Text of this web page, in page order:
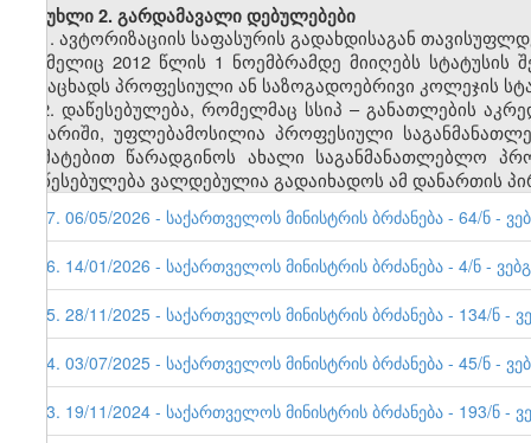
მუხლი2. გარდამავალი დებულებები
1. ავტორიზაციის საფასურის გადახდისაგან
რომელიც 2012 წლის 1 ნოემბრამდე მიიღებს
განაცხადს პროფესიული ან საზოგადოებრივი კოლეჯის
2. დაწესებულება, რომელმაც სსიპ –განათლების
ანგარიში, უფლებამოსილია პროფესიული
დამატებით წარადგინოს ახალი საგანმანათლებლო
დაწესებულება ვალდებულია გადაიხადოს ამ დანართის
57. 06/05/2026 - საქართველოს მინისტრის ბრძანება - 64/ნ -
56. 14/01/2026 - საქართველოს მინისტრის ბრძანება - 4/ნ -
55. 28/11/2025 - საქართველოს მინისტრის ბრძანება - 134/ნ -
54. 03/07/2025 - საქართველოს მინისტრის ბრძანება - 45/ნ -
53. 19/11/2024 - საქართველოს მინისტრის ბრძანება - 193/ნ -